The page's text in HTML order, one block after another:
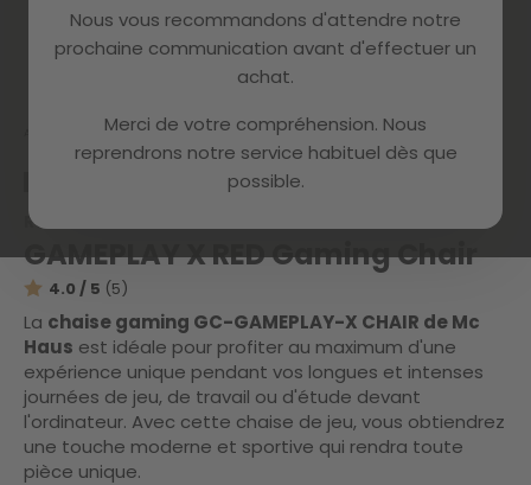
Nous vous recommandons d'attendre notre
prochaine communication avant d'effectuer un
achat.
Merci de votre compréhension. Nous
reprendrons notre service habituel dès que
possible.
gallery
GAMEPLAY X RED_A
CATÉGORIE A
Référence :
GAMEPLAY X RED Gaming Chair
4.0 / 5 (5)
La chaise gaming GC-GAMEPLAY-X CHAIR de Mc
Haus est idéale pour profiter au maximum d'une
expérience unique pendant vos longues et intenses
journées de jeu, de travail ou d'étude devant
l'ordinateur. Avec cette chaise de jeu, vous obtiendrez
une touche moderne et sportive qui rendra toute
pièce unique.